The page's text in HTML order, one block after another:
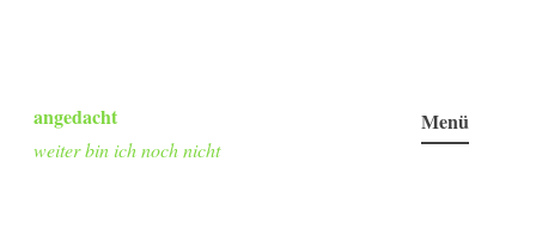
Inhalt
springen
angedacht
weiter bin ich noch nicht
Menü